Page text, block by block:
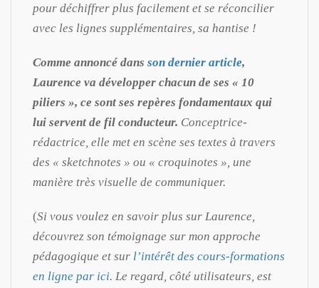
pour déchiffrer plus facilement et se réconcilier
avec les lignes supplémentaires, sa hantise !
Comme annoncé dans son dernier article,
Laurence va développer chacun de ses « 10
piliers », ce sont ses repères fondamentaux qui
lui servent de fil conducteur. Conceptrice-
rédactrice, elle met en scène ses textes à travers
des « sketchnotes » ou « croquinotes », une
manière très visuelle de communiquer.
(Si vous voulez en savoir plus sur Laurence,
découvrez son témoignage sur mon approche
pédagogique et sur l’intérêt des cours-formations
en ligne par ici. Le regard, côté utilisateurs, est